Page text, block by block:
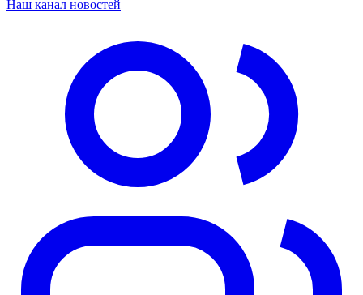
Наш канал новостей